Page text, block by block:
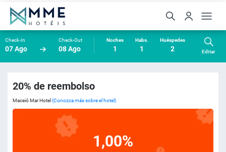
Check-In
07 Ago
Check-Out
08 Ago
Noches
1
Habs.
1
Huéspedes
2 Editar
20% de reembolso
Maceió Mar Hotel (Conozca más sobre el hotel)
1,00%